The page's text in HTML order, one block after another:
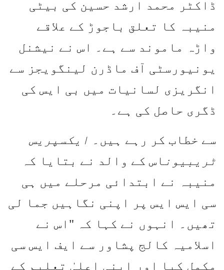
ڈاکٹر محمد ارشد حسین کی بیٹی
منیبہ کا تعلق باجوڑ کے علاقے
واڑہ ماموند سے ہے۔ اس نے نیشنل
یونیورسٹی آف ماڈرن لینگویجز سے
انگریزی لسانیات میں بی ایس کی
ڈگری حاصل کی ہے۔
سے خطاب کر رہے ہیں۔
ایکسپریس
ٹریبیون اس کے والد نے بتایا کہ
منیبہ نے ابتدائی مرحلے میں ہی
سی ایس ایس پر اپنی نگاہیں جما لی
تھیں۔ انہوں نے کہا کہ "اس نے
اسلامیہ کالج پشاور سے ایف ایس سی
مکمل کیا اور اپنی اعلیٰ تعلیم کے